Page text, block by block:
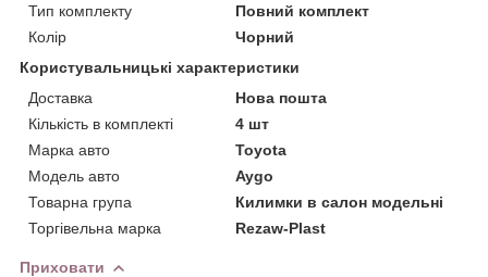
Тип комплекту
Повний комплект
Колір
Чорний
Користувальницькі характеристики
Доставка
Нова пошта
Кількість в комплекті
4 шт
Марка авто
Toyota
Модель авто
Aygo
Товарна група
Килимки в салон модельні
Торгівельна марка
Rezaw-Plast
Приховати